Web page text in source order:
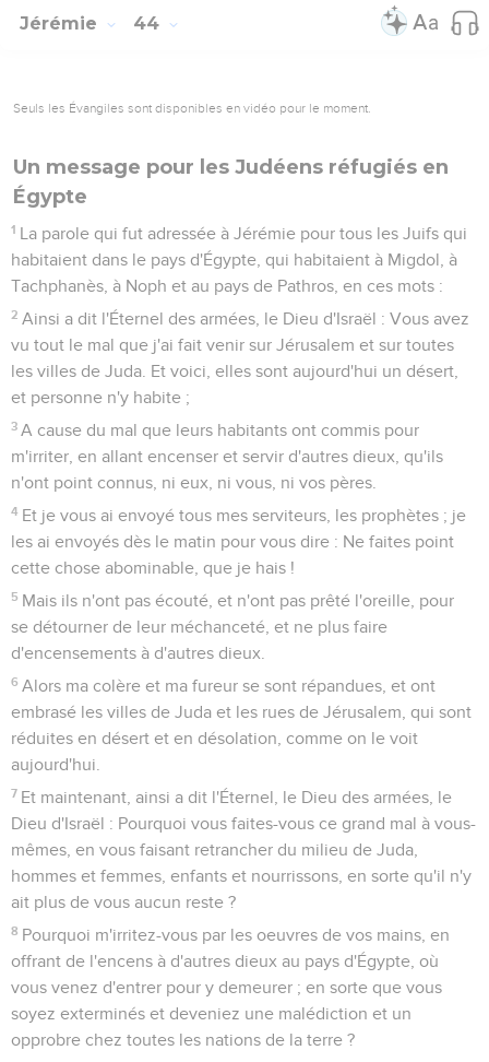
Jérémie 44
Seuls les Évangiles sont disponibles en vidéo pour le moment.
Un message pour les Judéens réfugiés en
Égypte
1 La parole qui fut adressée à Jérémie pour tous les Juifs qui
habitaient dans le pays d'Égypte, qui habitaient à Migdol, à
Tachphanès, à Noph et au pays de Pathros, en ces mots :
2 Ainsi a dit l'Éternel des armées, le Dieu d'Israël : Vous avez
vu tout le mal que j'ai fait venir sur Jérusalem et sur toutes
les villes de Juda. Et voici, elles sont aujourd'hui un désert,
et personne n'y habite ;
3 A cause du mal que leurs habitants ont commis pour
m'irriter, en allant encenser et servir d'autres dieux, qu'ils
n'ont point connus, ni eux, ni vous, ni vos pères.
4 Et je vous ai envoyé tous mes serviteurs, les prophètes ; je
les ai envoyés dès le matin pour vous dire : Ne faites point
cette chose abominable, que je hais !
5 Mais ils n'ont pas écouté, et n'ont pas prêté l'oreille, pour
se détourner de leur méchanceté, et ne plus faire
d'encensements à d'autres dieux.
6 Alors ma colère et ma fureur se sont répandues, et ont
embrasé les villes de Juda et les rues de Jérusalem, qui sont
réduites en désert et en désolation, comme on le voit
aujourd'hui.
7 Et maintenant, ainsi a dit l'Éternel, le Dieu des armées, le
Dieu d'Israël : Pourquoi vous faites-vous ce grand mal à vous-
mêmes, en vous faisant retrancher du milieu de Juda,
hommes et femmes, enfants et nourrissons, en sorte qu'il n'y
ait plus de vous aucun reste ?
8 Pourquoi m'irritez-vous par les oeuvres de vos mains, en
offrant de l'encens à d'autres dieux au pays d'Égypte, où
vous venez d'entrer pour y demeurer ; en sorte que vous
soyez exterminés et deveniez une malédiction et un
opprobre chez toutes les nations de la terre ?